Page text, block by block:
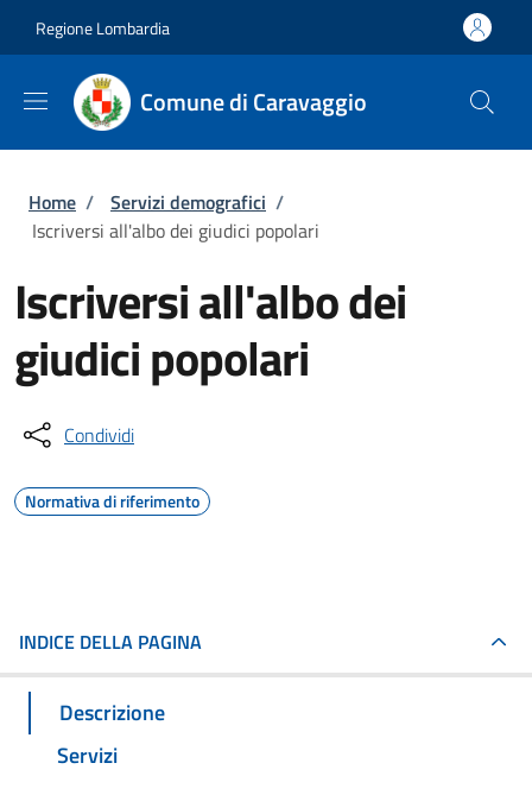
Regione Lombardia
Comune di Caravaggio
Briciole di pane
Home / Servizi demografici /
Iscriversi all'albo dei giudici popolari
Iscriversi all'albo dei
giudici popolari
Condividi
Normativa di riferimento
INDICE DELLA PAGINA
Descrizione
Servizi